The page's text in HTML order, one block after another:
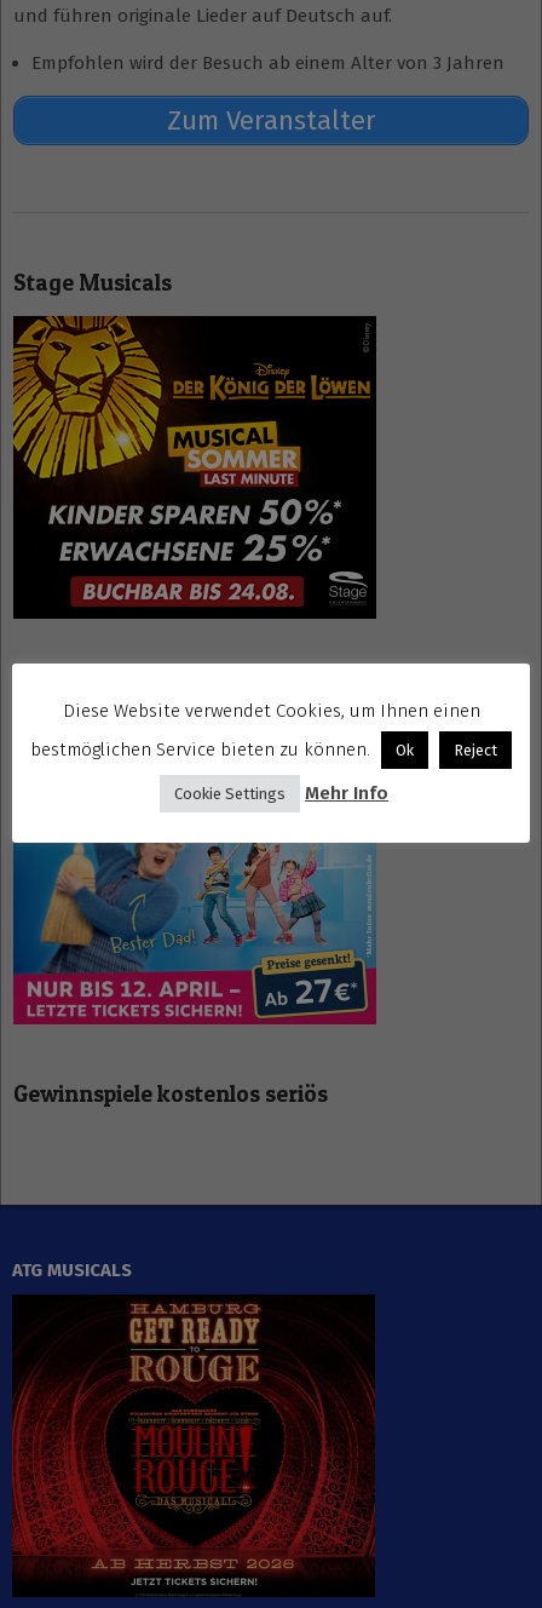
und führen originale Lieder auf Deutsch auf.
Empfohlen wird der Besuch ab einem Alter von 3 Jahren
Zum Veranstalter
24
Stage Musicals
Gewinnspiele kostenlos seriös
ATG MUSICALS
Diese Website verwendet Cookies, um Ihnen einen
bestmöglichen Service bieten zu können.
Ok Reject
Cookie Settings Mehr Info